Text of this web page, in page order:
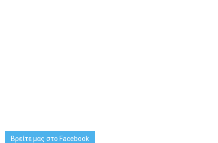
Βρείτε μας στο Facebook